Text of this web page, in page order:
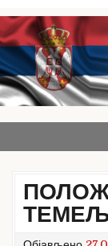
Skip
to
content
званична